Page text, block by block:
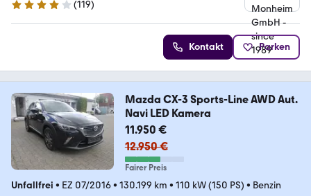
4 Sterne
(119)
Kontakt Parken
Mazda CX-3 Sports-Line AWD Aut.
Navi LED Kamera
11.950 €
12.950 €
Fairer Preis
Unfallfrei • EZ 07/2016• 130.199 km • 110 kW (150 PS) • Benzin